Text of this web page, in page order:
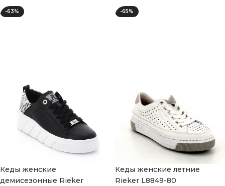
-63%
Кеды женские
демисезонные Rieker
-65%
Кеды женские летние
Rieker L8849-80